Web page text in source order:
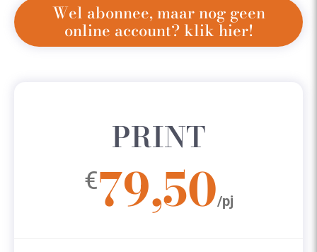
Wel abonnee, maar nog geen
online account? klik hier!
PRINT
€79,50/pj